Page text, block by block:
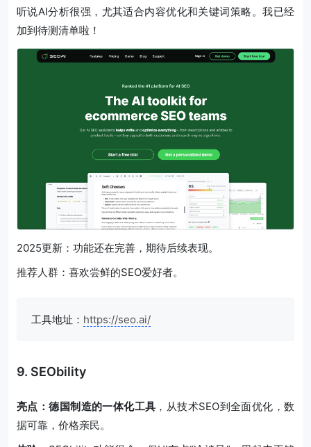
听说AI分析很强，尤其适合内容优化和关键词策略。我已经
加到待测清单啦！
2025更新：功能还在完善，期待后续表现。
推荐人群：喜欢尝鲜的SEO爱好者。
工具地址： https://seo.ai/
9. SEObility
亮点：德国制造的一体化工具 ，从技术SEO到全面优化，数
据可靠，价格亲民。